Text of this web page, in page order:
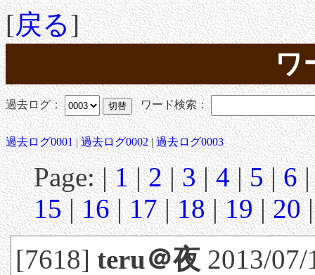
[戻る]
ワ
過去ログ： ワード検索：
過去ログ0001|過去ログ0002|過去ログ0003
Page: |1|2|3|4|5|6
15|16|17|18|19|20
[7618]teru＠夜 2013/